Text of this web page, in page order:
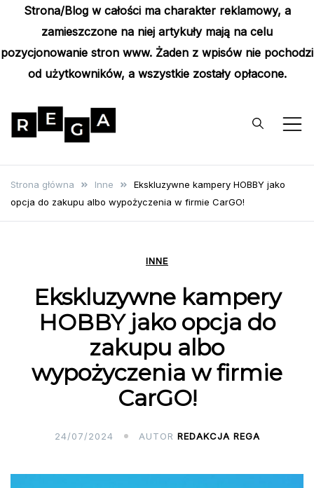
Strona/Blog w całości ma charakter reklamowy, a
zamieszczone na niej artykuły mają na celu
pozycjonowanie stron www. Żaden z wpisów nie pochodzi
od użytkowników, a wszystkie zostały opłacone.
content
Rega
Strona główna Inne
Ekskluzywne kampery HOBBY jako
opcja do zakupu albo wypożyczenia w firmie CarGO!
INNE
Ekskluzywne kampery
HOBBY jako opcja do
zakupu albo
wypożyczenia w firmie
CarGO!
24/07/2024 AUTOR REDAKCJA REGA